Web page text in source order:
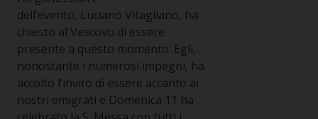
dell’evento, Luciano Vitagliano, ha
chiesto al Vescovo di essere
presente a questo momento. Egli,
nonostante i numerosi impegni, ha
accolto l’invito di essere accanto ai
nostri emigrati e Domenica 11 ha